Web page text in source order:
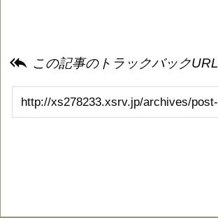
 この記事のトラックバックURL